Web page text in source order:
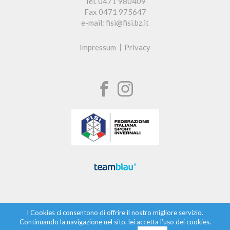
Fax 0471 975647
e-mail: fisi@fisi.bz.it
Impressum Privacy
I Cookies ci consentono di offrire il nostro migliore servizio.
Continuando la navigazione nel sito, lei accetta l’uso dei cookies.